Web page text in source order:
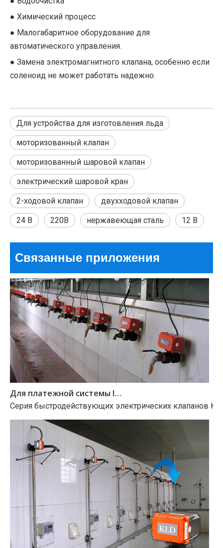
● Химический процесс
● Малогабаритное оборудование для
автоматического управления.
● Замена электромагнитного клапана, особенно если
соленоид не может работать надежно.
Для устройства для изготовления льда
моторизованный клапан
моторизованный шаровой клапан
электрический шаровой кран
2-ходовой клапан двухходовой клапан
24 В 220В нержавеющая сталь 12 В
Связанные приложения
Для устройства для изготовления льда
Двухходовой электрический шаровой кран серии
Для платежной системы IC-карты
Серия быстродействующих электрических клапанов